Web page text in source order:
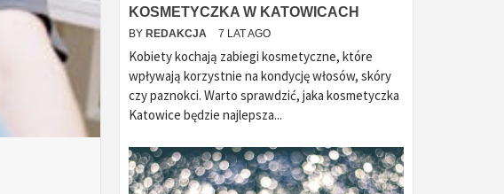
KOSMETYCZKA W KATOWICACH
BY REDAKCJA 7 LAT AGO
Kobiety kochają zabiegi kosmetyczne, które
wpływają korzystnie na kondycję włosów, skóry
czy paznokci. Warto sprawdzić, jaka kosmetyczka
Katowice będzie najlepsza...